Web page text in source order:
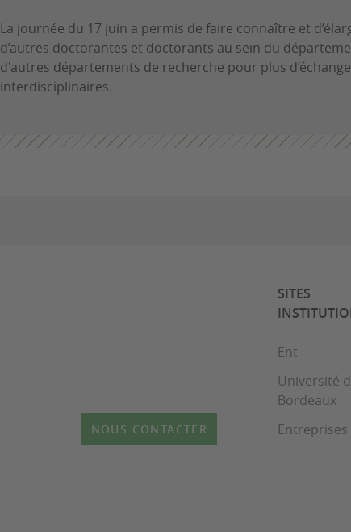
La journée du 17 juin a permis de faire connaître et
d’autres doctorantes et doctorants au sein du
d'autres départements de recherche pour plus
interdisciplinaires.
NOUS CONTACTER
SITES
Ent
Université
Bordeaux
Entreprises